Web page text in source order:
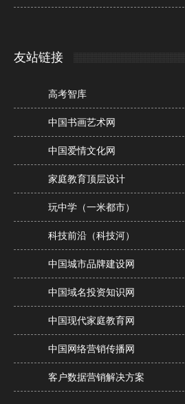
友站链接
高考智库
中国书画艺术网
中国爱情文化网
家庭教育顶层设计
玩中学（一米都市）
科技前沿（科技河）
中国城市品牌建设网
中国域名投资知识网
中国现代家庭教育网
中国网络营销传播网
客户数据营销解决方案